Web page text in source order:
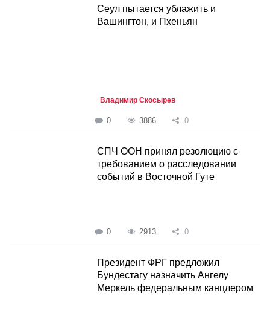
Cеул пытается ублажить и
Вашингтон, и Пхеньян
Владимир Скосырев
0 3886 0
СПЧ ООН принял резолюцию с
требованием о расследовании
событий в Восточной Гуте
0 2913 0
Президент ФРГ предложил
Бундестагу назначить Ангелу
Меркель федеральным канцлером